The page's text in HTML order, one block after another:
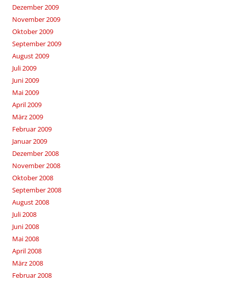
Dezember 2009
November 2009
Oktober 2009
September 2009
August 2009
Juli 2009
Juni 2009
Mai 2009
April 2009
März 2009
Februar 2009
Januar 2009
Dezember 2008
November 2008
Oktober 2008
September 2008
August 2008
Juli 2008
Juni 2008
Mai 2008
April 2008
März 2008
Februar 2008